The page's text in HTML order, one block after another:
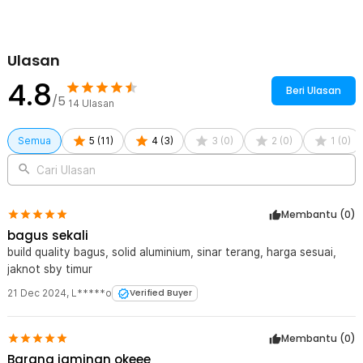
1 x Kabel USB Type C
Ulasan
4.8/5 14 Ulasan
Beri Ulasan
Semua 5 (11 ) 4 (3) 3 (0) 2 (0) 1 (0)
Cari Ulasan
Membantu (0)
bagus sekali
build quality bagus, solid aluminium, sinar terang, harga sesuai,
jaknot sby timur
21 Dec 2024, L*****o Verified Buyer
Membantu (0)
Barang jaminan okeee